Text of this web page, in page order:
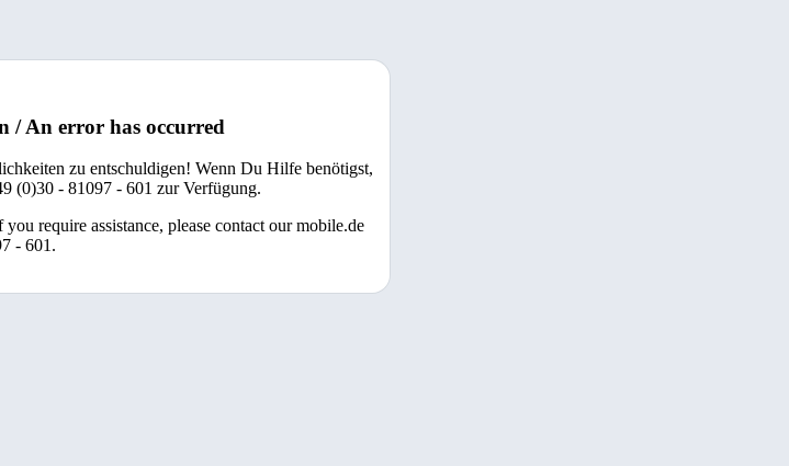
/ An error has occurred
zu entschuldigen! Wenn Du Hilfe benötigst,
(0)30 - 81097 - 601 zur Verfügung.
require assistance, please contact our mobile.de
- 601.